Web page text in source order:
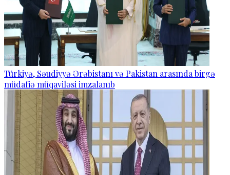
Türkiyə, Səudiyyə Ərəbistanı və Pakistan arasında birgə
müdafiə müqaviləsi imzalanıb